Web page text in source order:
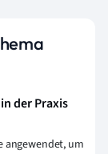
der Praxis
angewendet, um